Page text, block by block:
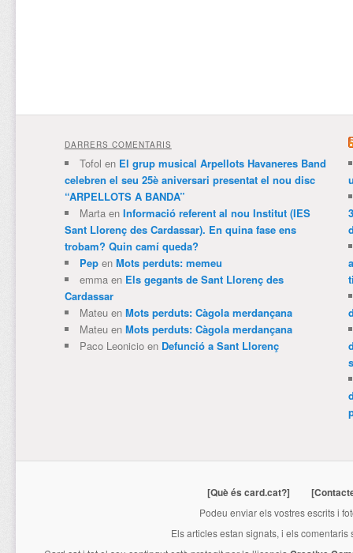
DARRERS COMENTARIS
Tofol en El grup musical Arpellots Havaneres Band
celebren el seu 25è aniversari presentat el nou disc
“ARPELLOTS A BANDA”
Martaen Informació referent al nou Institut (IES
Sant Llorenç des Cardassar). En quina fase ens
trobam? Quin camí queda?
Pepen Mots perduts: memeu
emmaen Els gegants de Sant Llorenç des
Cardassar
Mateuen Mots perduts: Càgola merdançana
Mateuen Mots perduts: Càgola merdançana
Paco Leonicioen Defunció a Sant Llorenç
[Què és card.cat?]
Podeu enviar els vostres escrits i
Els articles estan signats, i els